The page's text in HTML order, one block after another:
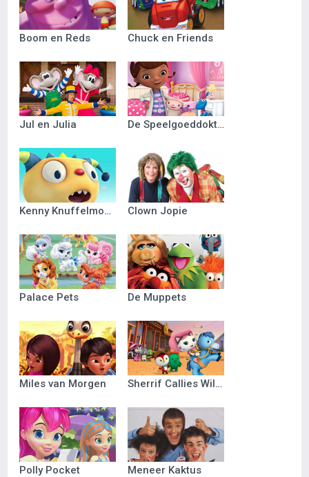
Boom en Reds Chuck en Friends
Jul en Julia De Speelgoeddokter
Kenny Knuffelmonster Clown Jopie
Palace Pets De Muppets
Miles van Morgen Sherrif Callies Wilde Westen
Polly Pocket Meneer Kaktus